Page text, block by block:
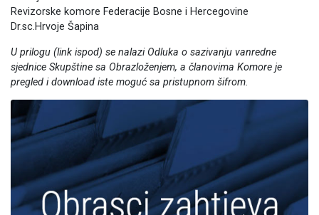
Revizorske komore Federacije Bosne i Hercegovine
Dr.sc.Hrvoje Šapina
U prilogu (link ispod) se nalazi Odluka o sazivanju vanredne
sjednice Skupštine sa Obrazloženjem, a članovima Komore je
pregled i download iste moguć sa pristupnom šifrom.